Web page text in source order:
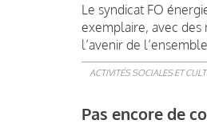
Le syndicat FO
exemplaire, avec
l’avenir de
ACTIVITÉS SOCIALES ET
Pas encore de